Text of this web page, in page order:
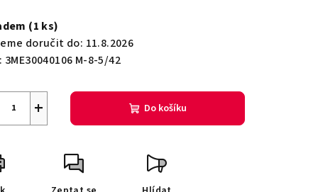
(1 ks)
doručit do: 11.8.2026
3ME30040106 M-8-5/42
+ Do košíku